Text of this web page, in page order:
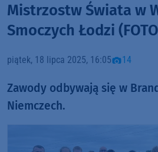
Mistrzostw Świata w
Smoczych Łodzi
piątek, 18 lipca 2025, 16:05 14
Zawody odbywają się w
Niemczech.